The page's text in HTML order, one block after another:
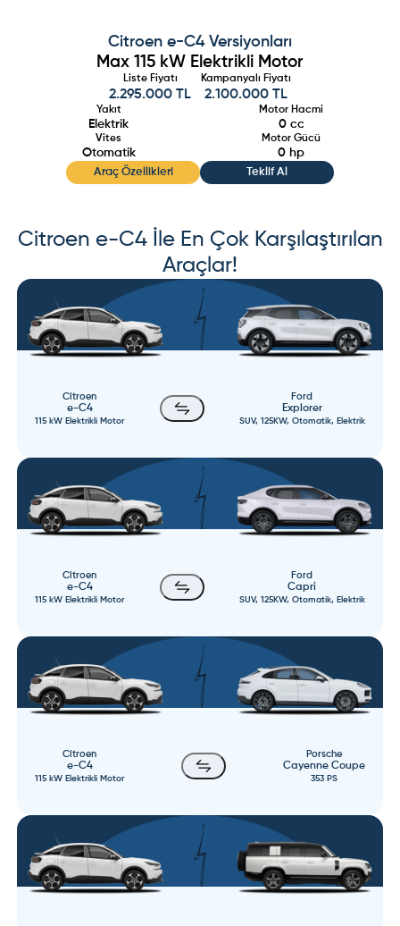
Citroen e-C4Versiyonları
Max 115 kW Elektrikli Motor
Liste Fiyatı
2.295.000 TL
Kampanyalı Fiyatı
2.100.000 TL
Yakıt
Elektrik
Motor Hacmi
0cc
Vites
Otomatik
Motor Gücü
0 hp
Araç Özellikleri Teklif Al
Citroen e-C4İle En Çok Karşılaştırılan
Araçlar!
Citroen
e-C4
115 kW Elektrikli Motor
Ford
Explorer
SUV, 125KW, Otomatik, Elektrik
Citroen
e-C4
115 kW Elektrikli Motor
Ford
Capri
SUV, 125KW, Otomatik, Elektrik
Citroen
e-C4
115 kW Elektrikli Motor
Porsche
Cayenne Coupe
353 PS